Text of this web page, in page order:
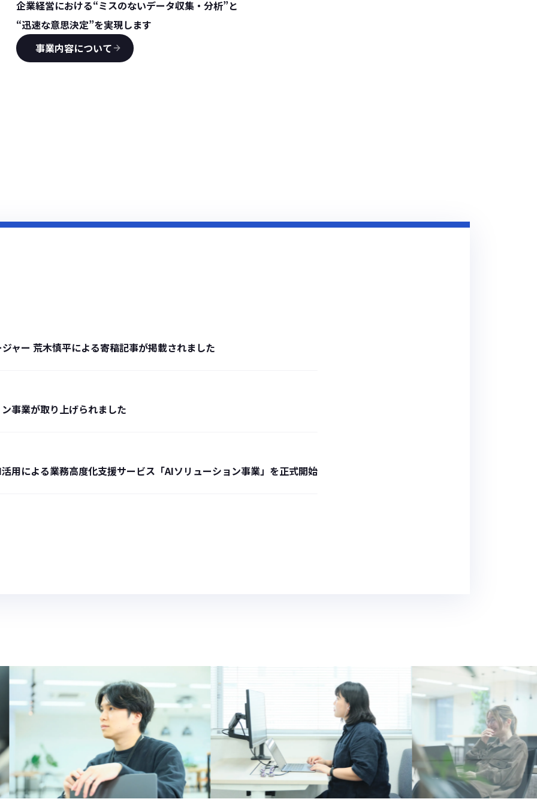
企業経営における“ミスのないデータ収集・分析”と
“迅速な意思決定”を実現します
事業内容について
ャー 荒木慎平による寄稿記事が掲載されました
事業が取り上げられました
用による業務高度化支援サービス「AIソリューション事業」を正式開始